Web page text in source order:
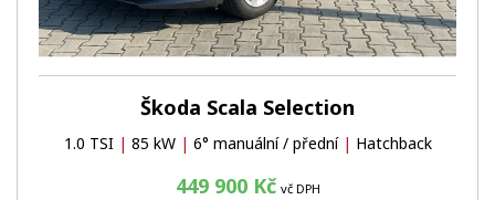
Škoda Scala Selection
1.0 TSI | 85 kW | 6° manuální / přední | Hatchback
449 900 Kč vč DPH